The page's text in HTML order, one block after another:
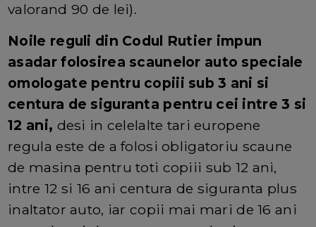
valorand 90 de lei).
Noile reguli din Codul Rutier impun
asadar folosirea scaunelor auto speciale
omologate pentru copiii sub 3 ani si
centura de siguranta pentru cei intre 3 si
12 ani, desi in celelalte tari europene
regula este de a folosi obligatoriu scaune
de masina pentru toti copiii sub 12 ani,
intre 12 si 16 ani centura de siguranta plus
inaltator auto, iar copii mai mari de 16 ani